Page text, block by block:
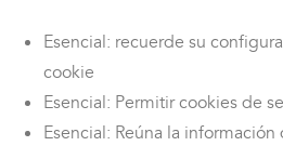
Esencial: recuerde su
cookie
Esencial: Permitir cookies de
Esencial: Reúna la